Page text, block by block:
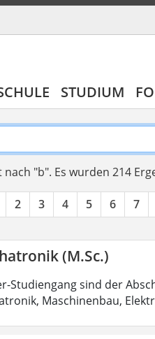
STUDIUM
nach "b". Es wurden 214
2 3 4 5 6 7
(M.Sc.)
Studiengang sind der
Maschinenbau,